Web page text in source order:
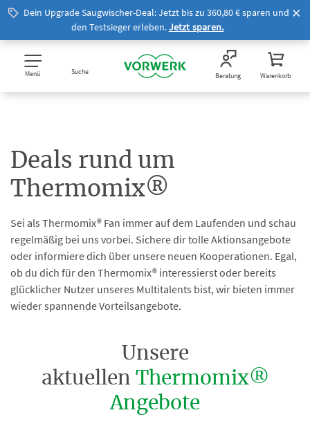
Dein Upgrade Saugwischer-Deal: Jetzt bis zu 360,80 € sparen und
den Testsieger erleben.Jetzt sparen.
Menü Suche Beratung Warenkorb
Deals rund um
Thermomix®
Sei als Thermomix® Fan immer auf dem Laufenden und schau
regelmäßig bei uns vorbei. Sichere dir tolle Aktionsangebote
oder informiere dich über unsere neuen Kooperationen. Egal,
ob du dich für den Thermomix® interessierst oder bereits
glücklicher Nutzer unseres Multitalents bist, wir bieten immer
wieder spannende Vorteilsangebote.
Unsere
aktuellen Thermomix®
Angebote